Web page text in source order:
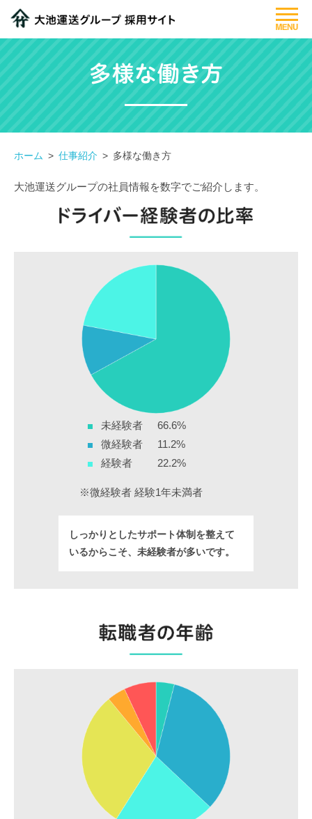
大池運送グループについて
仕事紹介
先輩社員紹介
フォトギャラリー
ホーム 仕事紹介 多様な働き方
大池運送グループの社員情報を数字でご紹介します。
未経験者
66.6%
微経験者
11.2%
経験者
22.2%
※微経験者 経験1年未満者
しっかりとしたサポート体制を整えて
いるからこそ、未経験者が多いです。